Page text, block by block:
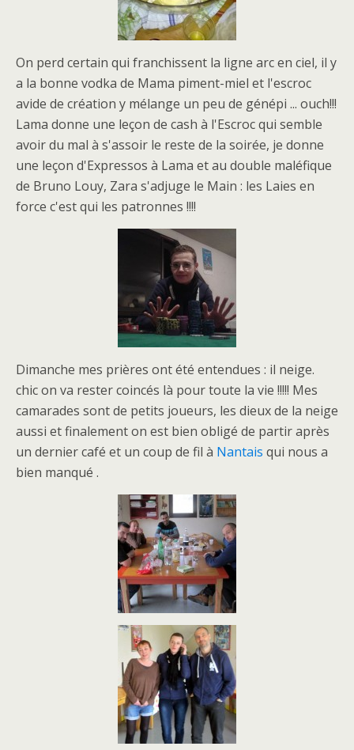
On perd certain qui franchissent la ligne arc en ciel, il y
a la bonne vodka de Mama piment-miel et l'escroc
avide de création y mélange un peu de génépi ... ouch!!!
Lama donne une leçon de cash à l'Escroc qui semble
avoir du mal à s'assoir le reste de la soirée, je donne
une leçon d'Expressos à Lama et au double maléfique
de Bruno Louy, Zara s'adjuge le Main : les Laies en
force c'est qui les patronnes !!!!
Dimanche mes prières ont été entendues : il neige.
chic on va rester coincés là pour toute la vie !!!!! Mes
camarades sont de petits joueurs, les dieux de la neige
aussi et finalement on est bien obligé de partir après
un dernier café et un coup de fil à Nantais qui nous a
bien manqué .